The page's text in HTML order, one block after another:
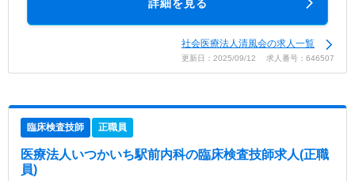
詳細を見る
社会医療法人清風会の求人一覧
更新日：2025/09/12 求人番号：646507
臨床検査技師 正職員
医療法人いつかいち駅前内科の臨床検査技師求人(正職
員)